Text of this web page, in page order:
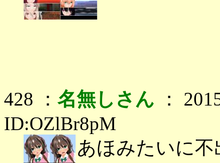
428 ： 名無しさん ：
ID:OZlBr8pM
あほみたいに不